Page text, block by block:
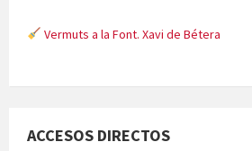
Vermuts a la Font. Xavi de Bétera
ACCESOS DIRECTOS